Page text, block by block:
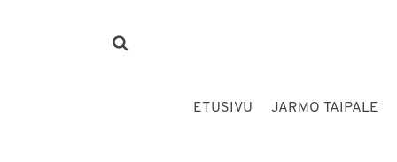
ETUSIVU JARMO TAIPALE